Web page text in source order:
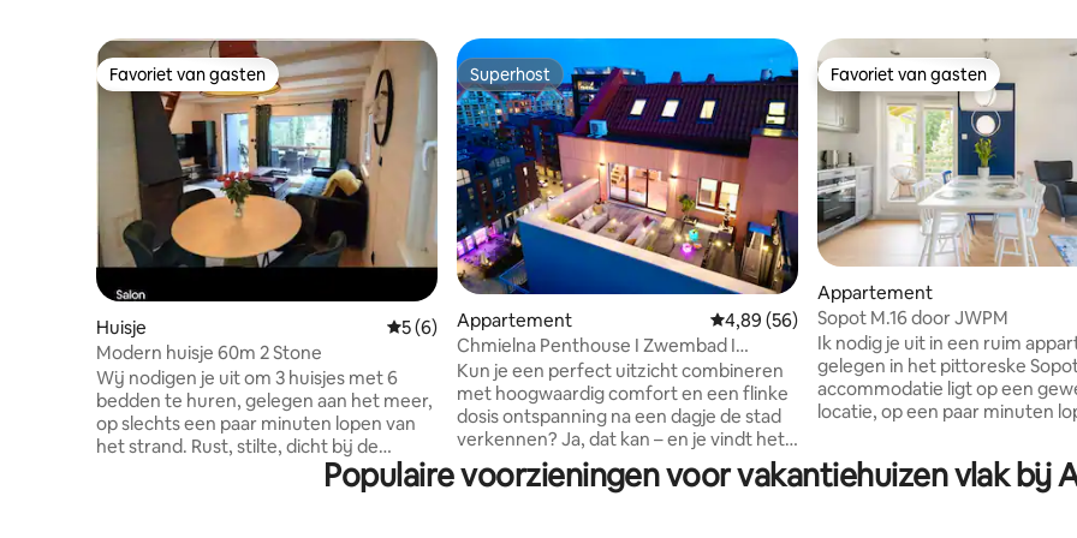
Favoriet van gasten
Favoriet van gasten
Huisje Gemiddelde beoordeling van 5 op 5, 6 recensies
5 (6)
Modern huisje 60m 2 Stone
Wij nodigen je uit om 3 huisjes met 6
bedden te huren, gelegen aan het meer,
op slechts een paar minuten lopen van
het strand. Rust, stilte, dicht bij de
natuur en prachtige uitzichten
garanderen een geweldige rust. Elk
Superhost
Superhost
Appartement Gemiddelde beoordeling van 4,89 op 5, 56
4,89 (56)
Chmielna Penthouse I Zwembad I
Airconditioning I Kraan van Gdansk
Kun je een perfect uitzicht combineren
met hoogwaardig comfort en een flinke
dosis ontspanning na een dagje de stad
verkennen? Ja, dat kan – en je vindt het
allemaal op de bovenste verdieping van
het moderne gebouw op Chmielna 63,
Favoriet van gasten
Favoriet van gasten
Appartement
Sopot M.16 door JWPM
Ik nodig je uit in een ruim
gelegen in het pittoreske
accommodatie ligt op een
locatie, op een paar minuten
gemakkelijke toegang biedt
Tri-City. Het prachtige strand
Populaire voorzieningen voor vakantiehuizen vlak bij